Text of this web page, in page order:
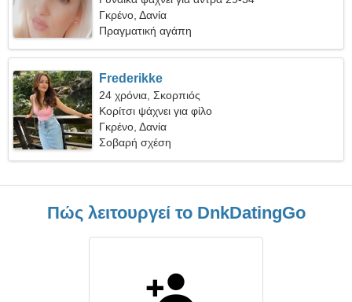
Γκρένο, Δανία
Πραγματική αγάπη
Frederikke
24 χρόνια, Σκορπιός
Κορίτσι ψάχνει για φίλο
Γκρένο, Δανία
Σοβαρή σχέση
Πώς λειτουργεί το DnkDatingGo